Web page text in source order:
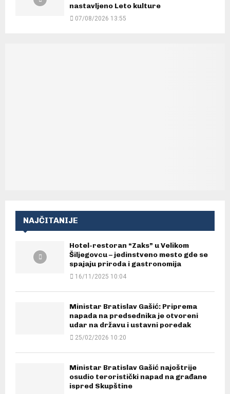
nastavljeno Leto kulture
07/08/2026 13:55
NAJČITANIJE
Hotel-restoran “Zaks” u Velikom
Šiljegovcu – jedinstveno mesto gde se
spajaju priroda i gastronomija
16/11/2025 10:04
Ministar Bratislav Gašić: Priprema
napada na predsednika je otvoreni
udar na državu i ustavni poredak
25/02/2026 10:20
Ministar Bratislav Gašić najoštrije
osudio teroristički napad na građane
ispred Skupštine